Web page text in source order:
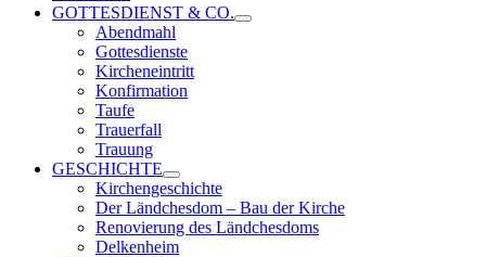
GOTTESDIENST & CO.
Abendmahl
Gottesdienste
Kircheneintritt
Konfirmation
Taufe
Trauerfall
Trauung
GESCHICHTE
Kirchengeschichte
Der Ländchesdom – Bau der Kirche
Renovierung des Ländchesdoms
Delkenheim